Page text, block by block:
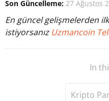
Son Güncelleme: 27 Ağustos
En güncel gelişmelerden
istiyorsanız Uzmancoin
In
Kripto